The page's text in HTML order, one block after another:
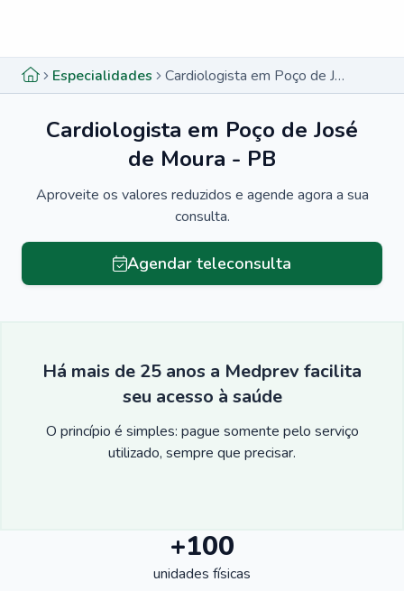
Especialidades Cardiologista em Poço de José de Moura - PB
Cardiologista em Poço de José
de Moura - PB
Aproveite os valores reduzidos e agende agora a sua
consulta.
Agendar teleconsulta
Há mais de 25 anos a Medprev facilita
seu acesso à saúde
O princípio é simples: pague somente pelo serviço
utilizado, sempre que precisar.
+100
unidades físicas